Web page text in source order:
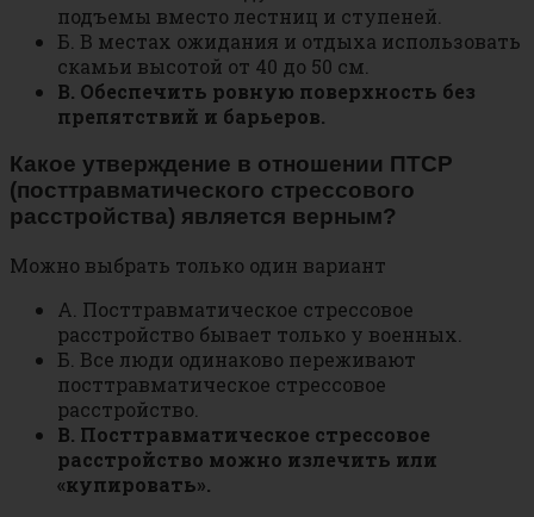
подъемы вместо лестниц и ступеней.
Б. В местах ожидания и отдыха использовать
скамьи высотой от 40 до 50 см.
В. Обеспечить ровную поверхность без
препятствий и барьеров.
Какое утверждение в отношении ПТСР
(посттравматического стрессового
расстройства) является верным?
Можно выбрать только один вариант
А. Посттравматическое стрессовое
расстройство бывает только у военных.
Б. Все люди одинаково переживают
посттравматическое стрессовое
расстройство.
В. Посттравматическое стрессовое
расстройство можно излечить или
«купировать».